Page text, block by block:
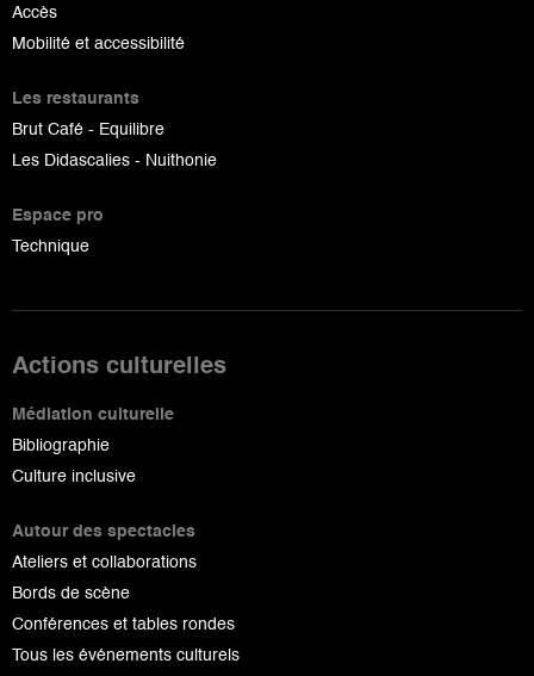
Accès
Mobilité et accessibilité
Les restaurants
Brut Café - Equilibre
Les Didascalies - Nuithonie
Espace pro
Technique
Actions culturelles
Médiation culturelle
Bibliographie
Culture inclusive
Autour des spectacles
Ateliers et collaborations
Bords de scène
Conférences et tables rondes
Tous les événements culturels